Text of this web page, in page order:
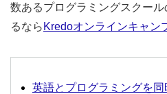
数あるプログラミングスクー
るなら Kredoオンラインキャン
英語とプログラミングを同